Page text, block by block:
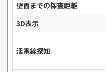
壁面までの探査距離
3D表示
活電線探知